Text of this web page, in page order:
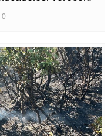
0